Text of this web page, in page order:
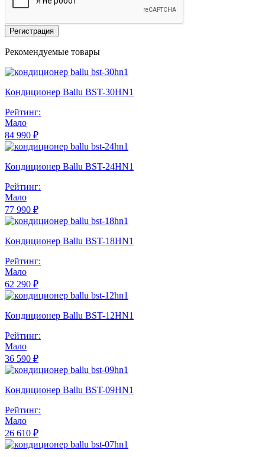
Регистрация
Рекомендуемые товары
Кондиционер Ballu BST-30HN1
Рейтинг:
Мало
84 990 ₽
Кондиционер Ballu BST-24HN1
Рейтинг:
Мало
77 990 ₽
Кондиционер Ballu BST-18HN1
Рейтинг:
Мало
62 290 ₽
Кондиционер Ballu BST-12HN1
Рейтинг:
Мало
36 590 ₽
Кондиционер Ballu BST-09HN1
Рейтинг:
Мало
26 610 ₽